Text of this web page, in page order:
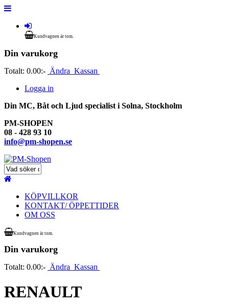
Kundvagnen är tom.
Din varukorg
Totalt: 0.00:- Ändra Kassan
Logga in
Din MC, Båt och Ljud specialist i Solna, Stockholm
PM-SHOPEN
08 - 428 93 10
info@pm-shopen.se
KÖPVILLKOR
KONTAKT/ ÖPPETTIDER
OM OSS
Kundvagnen är tom.
Din varukorg
Totalt: 0.00:- Ändra Kassan
RENAULT